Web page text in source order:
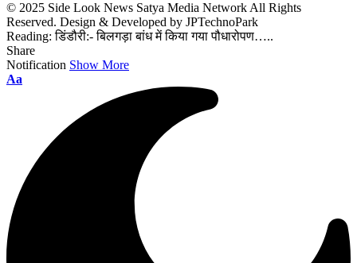
© 2025 Side Look News Satya Media Network All Rights
Reserved. Design & Developed by JPTechnoPark
Reading: डिंडौरी:- बिलगड़ा बांध में किया गया पौधारोपण…..
Share
Notification Show More
Font
Aa